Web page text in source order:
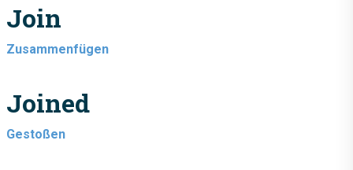
Join
Zusammenfügen
Joined
Gestoßen